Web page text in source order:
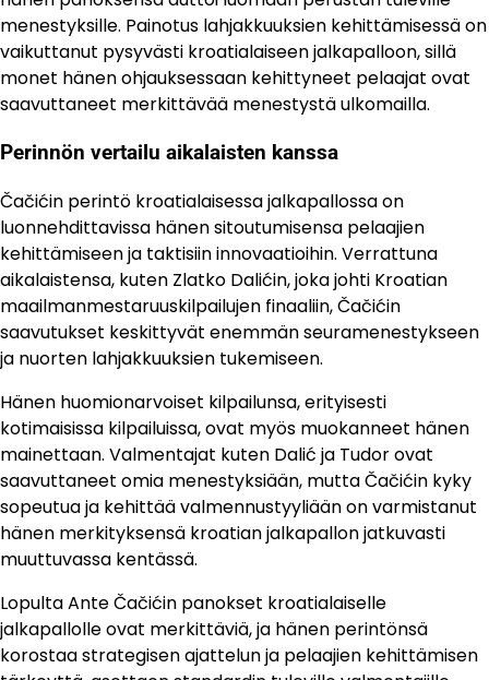
menestyksille. Painotus lahjakkuuksien kehittämisessä on
vaikuttanut pysyvästi kroatialaiseen jalkapalloon, sillä
monet hänen ohjauksessaan kehittyneet pelaajat ovat
saavuttaneet merkittävää menestystä ulkomailla.
Perinnön vertailu aikalaisten kanssa
Čačićin perintö kroatialaisessa jalkapallossa on
luonnehdittavissa hänen sitoutumisensa pelaajien
kehittämiseen ja taktisiin innovaatioihin. Verrattuna
aikalaistensa, kuten Zlatko Dalićin, joka johti Kroatian
maailmanmestaruuskilpailujen finaaliin, Čačićin
saavutukset keskittyvät enemmän seuramenestykseen
ja nuorten lahjakkuuksien tukemiseen.
Hänen huomionarvoiset kilpailunsa, erityisesti
kotimaisissa kilpailuissa, ovat myös muokanneet hänen
mainettaan. Valmentajat kuten Dalić ja Tudor ovat
saavuttaneet omia menestyksiään, mutta Čačićin kyky
sopeutua ja kehittää valmennustyyliään on varmistanut
hänen merkityksensä kroatian jalkapallon jatkuvasti
muuttuvassa kentässä.
Lopulta Ante Čačićin panokset kroatialaiselle
jalkapallolle ovat merkittäviä, ja hänen perintönsä
korostaa strategisen ajattelun ja pelaajien kehittämisen